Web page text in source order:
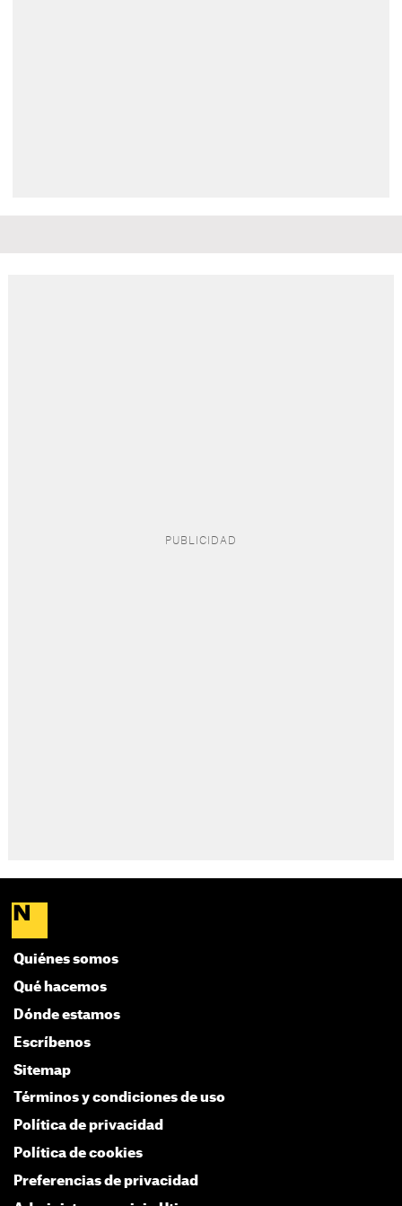
Quiénes somos
Qué hacemos
Dónde estamos
Escríbenos
Sitemap
Términos y condiciones de uso
Política de privacidad
Política de cookies
Preferencias de privacidad